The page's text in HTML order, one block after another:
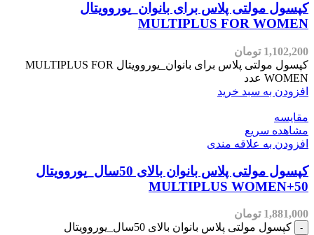
کپسول مولتی پلاس برای بانوان_یوروویتال
MULTIPLUS FOR WOMEN
1,102,200 تومان
کپسول مولتی پلاس برای بانوان_یوروویتال MULTIPLUS FOR
WOMEN عدد
افزودن به سبد خرید
مقایسه
مشاهده سریع
افزودن به علاقه مندی
کپسول مولتی پلاس بانوان بالای 50سال_یوروویتال
MULTIPLUS WOMEN+50
1,881,000 تومان
کپسول مولتی پلاس بانوان بالای 50سال_یوروویتال